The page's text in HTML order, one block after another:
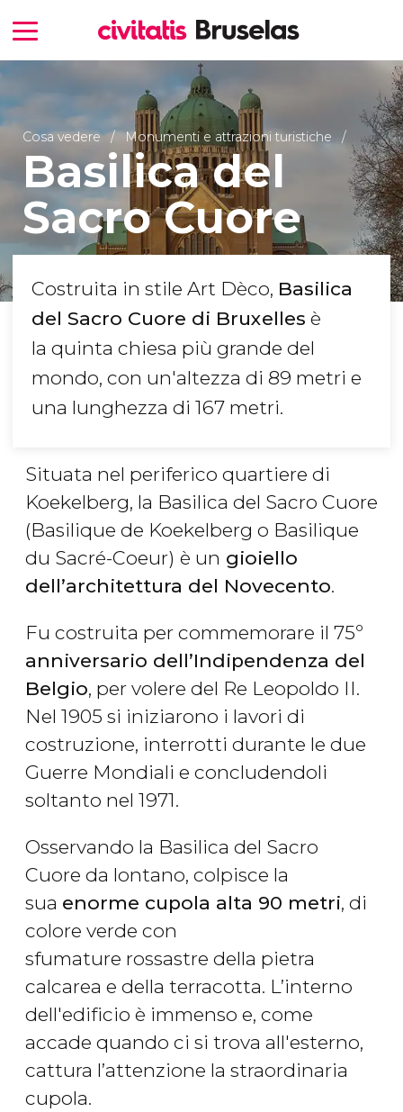
Cosa vedere Monumenti e attrazioni turistiche
Basilica del
Sacro Cuore
Costruita in stile Art Dèco, Basilica
del Sacro Cuore di Bruxelles è
la quinta chiesa più grande del
mondo, con un'altezza di 89 metri e
una lunghezza di 167 metri.
Situata nel periferico quartiere di
Koekelberg, la Basilica del Sacro Cuore
(Basilique de Koekelberg o Basilique
du Sacré-Coeur) è un gioiello
dell’architettura del Novecento.
Fu costruita per commemorare il 75º
anniversario dell’Indipendenza del
Belgio, per volere del Re Leopoldo II.
Nel 1905 si iniziarono i lavori di
costruzione, interrotti durante le due
Guerre Mondiali e concludendoli
soltanto nel 1971.
Osservando la Basilica del Sacro
Cuore da lontano, colpisce la
sua enorme cupola alta 90 metri, di
colore verde con
sfumature rossastre della pietra
calcarea e della terracotta. L’interno
dell'edificio è immenso e, come
accade quando ci si trova all'esterno,
cattura l’attenzione la straordinaria
cupola.